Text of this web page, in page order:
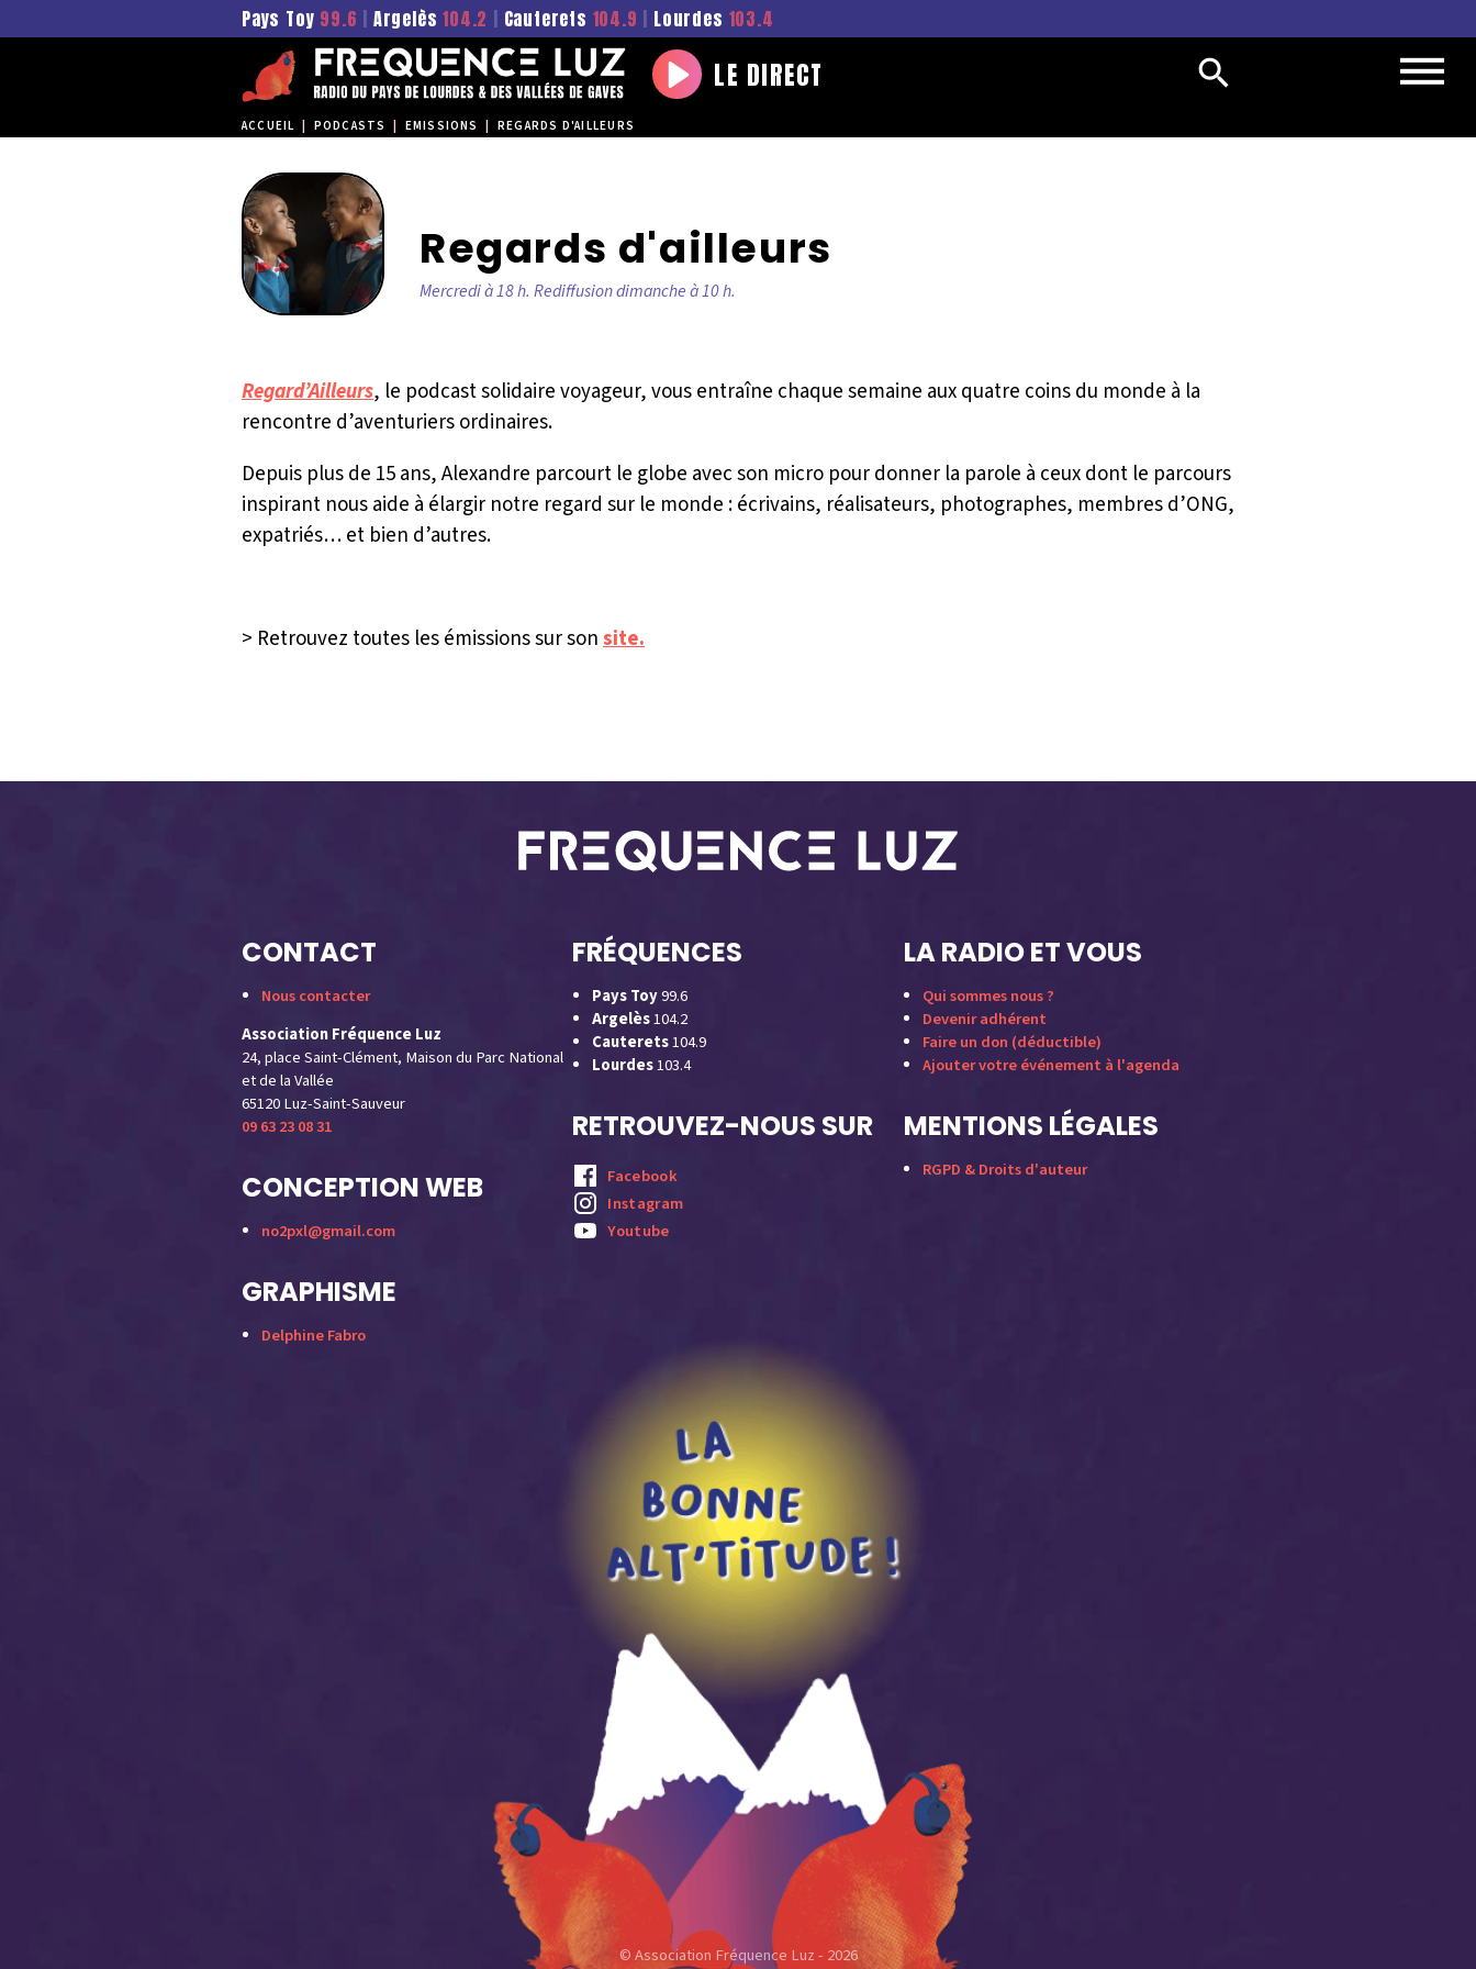
Pays Toy 99.6 | Argelès104.2 | Cauterets 104.9 | Lourdes 103.4
Play
LE DIRECT
ACCUEIL | PODCASTS | EMISSIONS | REGARDS D'AILLEURS
Regards d'ailleurs
Mercredi à 18 h. Rediffusion dimanche à 10 h.
Regard’Ailleurs, le podcast solidaire voyageur, vous entraîne chaque semaine aux quatre coins du monde à la
rencontre d’aventuriers ordinaires.
Depuis plus de 15 ans, Alexandre parcourt le globe avec son micro pour donner la parole à ceux dont le parcours
inspirant nous aide à élargir notre regard sur le monde : écrivains, réalisateurs, photographes, membres d’ONG,
expatriés… et bien d’autres.
> Retrouvez toutes les émissions sur sonsite.
CONTACT
Nous contacter
Association Fréquence Luz
24, place Saint-Clément, Maison du Parc National
et de la Vallée
65120 Luz-Saint-Sauveur
09 63 23 08 31
CONCEPTION WEB
no2pxl@gmail.com
GRAPHISME
Delphine Fabro
FRÉQUENCES
Pays Toy99.6
Argelès104.2
Cauterets104.9
Lourdes103.4
RETROUVEZ-NOUS SUR
Facebook
Instagram
Youtube
LA RADIO ET VOUS
Qui sommes nous ?
Devenir adhérent
Faire un don (déductible)
Ajouter votre événement à l'agenda
MENTIONS LÉGALES
RGPD & Droits d'auteur
© Association Fréquence Luz - 2026